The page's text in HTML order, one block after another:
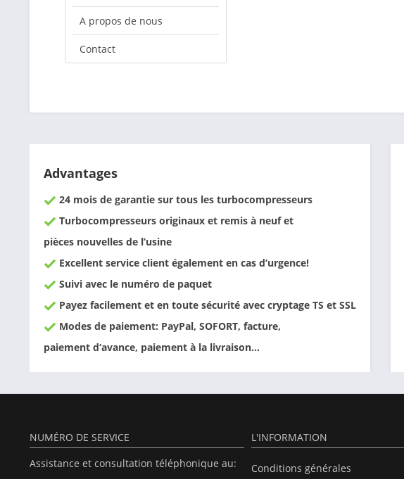
A propos de nous
Contact
Advantages
24 mois de garantie sur tous les turbocompresseurs
Turbocompresseurs originaux et remis à neuf et
pièces nouvelles de l’usine
Excellent service client également en cas d’urgence!
Suivi avec le numéro de paquet
Payez facilement et en toute sécurité avec cryptage TS et SSL
Modes de paiement: PayPal, SOFORT, facture,
paiement d‘avance, paiement à la livraison…
NUMÉRO DE SERVICE
Assistance et consultation téléphonique au:
L'INFORMATION
Conditions générales